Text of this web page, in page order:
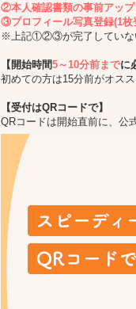
②本人確認書類の事前アップ
③プロフィール写真登録(1枚
※上記①②③が完了していな
【開始時間5～10分前までに
初めての方は15分前がオス
【受付はQRコードで】
QRコードは開始直前に、公